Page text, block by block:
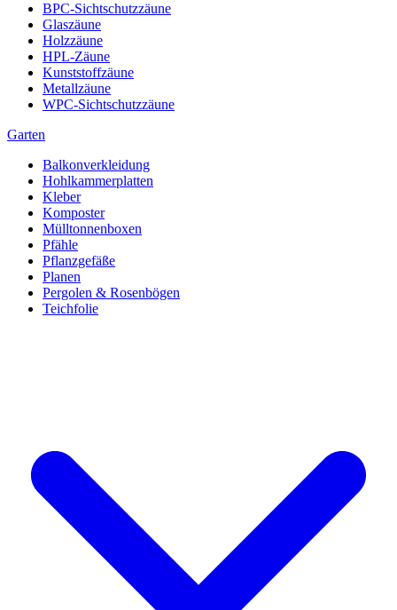
BPC-Sichtschutzzäune
Glaszäune
Holzzäune
HPL-Zäune
Kunststoffzäune
Metallzäune
WPC-Sichtschutzzäune
Garten
Balkonverkleidung
Hohlkammerplatten
Kleber
Komposter
Mülltonnenboxen
Pfähle
Pflanzgefäße
Planen
Pergolen & Rosenbögen
Teichfolie